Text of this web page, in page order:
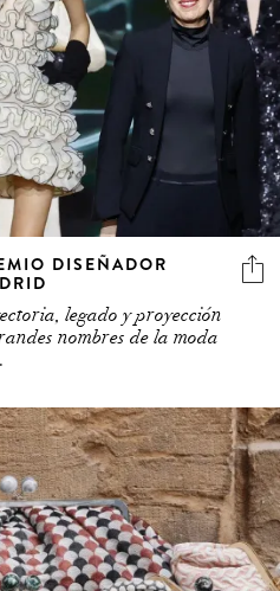
DISEÑADOR
legado y proyección
nombres de la moda